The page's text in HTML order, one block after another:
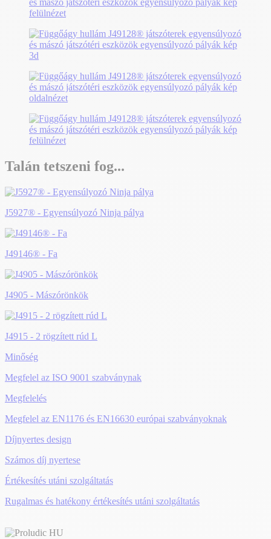
Talán tetszeni fog...
J5927® - Egyensúlyozó Ninja pálya
J49146® - Fa
J4905 - Mászórönkök
J4915 - 2 rögzített rúd L
Minőség
Megfelel az ISO 9001 szabványnak
Megfelelés
Megfelel az EN1176 és EN16630 európai szabványoknak
Díjnyertes design
Számos díj nyertese
Értékesítés utáni szolgáltatás
Rugalmas és hatékony értékesítés utáni szolgáltatás